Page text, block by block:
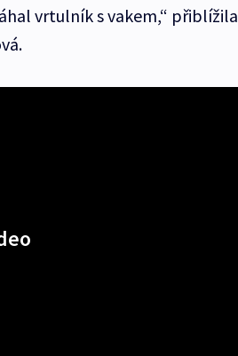
vrtulník s vakem,“ přiblížila